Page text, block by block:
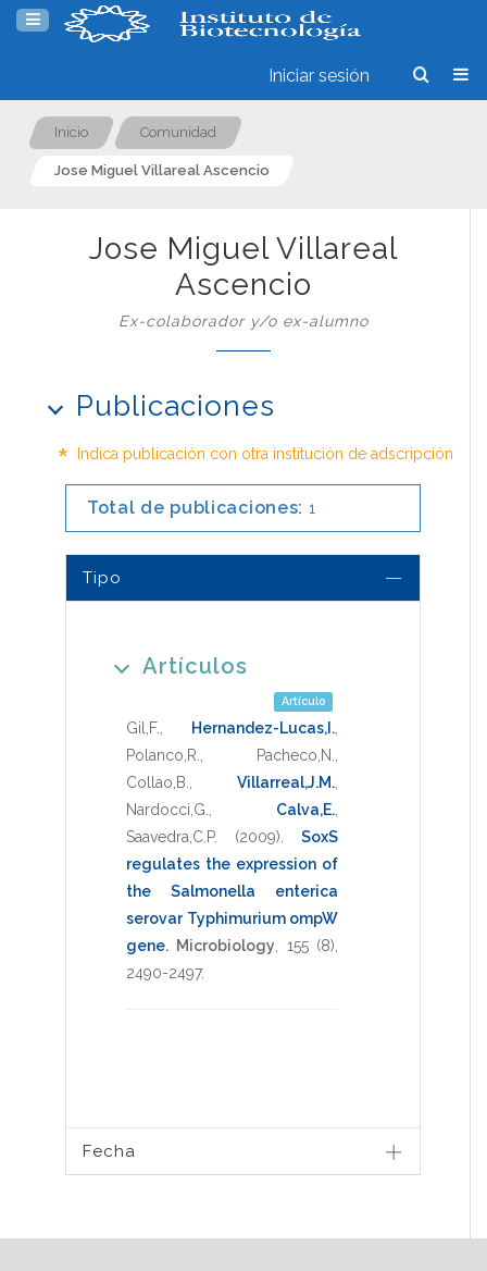
Iniciar sesión
Inicio Comunidad
Jose Miguel Villareal Ascencio
Jose Miguel Villareal
Ascencio
Ex-colaborador y/o ex-alumno
Publicaciones
* Indica publicación con otra institución de adscripción
Total de publicaciones: 1
Tipo
Artículos
Artículo
Gil,F. Hernandez-Lucas,I.
Polanco,R.
Pacheco,N.
Collao,B.
Villarreal,J.M.
Nardocci,G.
Calva,E.
Saavedra,C.P.
(2009)
SoxS
regulates the expression of
the Salmonella enterica
serovar Typhimurium ompW
gene. Microbiology 155(8),
2490-2497.
Fecha